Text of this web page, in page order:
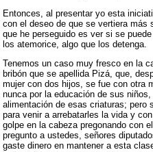
Entonces, al presentar yo esta
con el deseo de que se vertiera más
que he perseguido es ver si se
los atemorice, algo que los detenga.
Tenemos un caso muy fresco en la
bribón que se apellida Pizá, que,
mujer con dos hijos, se fue con otra
nunca por la educación de sus
alimentación de esas criaturas;
para venir a arrebatarles la vida y
golpe en la cabeza pregonando con
pregunto a ustedes, señores
gaste dinero en mantener a esta